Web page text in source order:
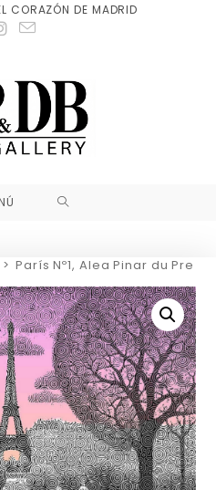
CORAZÓN DE MADRID
> París Nº1, Alea Pinar du Pre